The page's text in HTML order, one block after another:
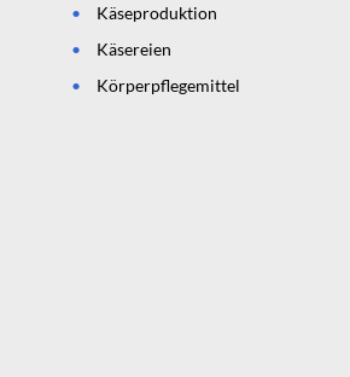
Käseproduktion
Käsereien
Körperpflegemittel